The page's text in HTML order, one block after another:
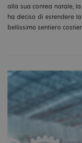
alla sua contea natale,
ha deciso di estendere
bellissimo sentiero